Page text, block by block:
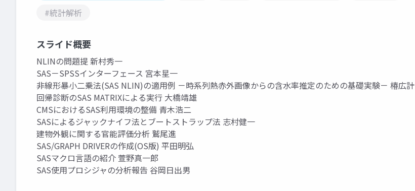
#統計解析
スライド概要
NLINの問題提 新村秀一
SAS－SPSSインターフェース 宮本星一
非線形暴小二乗法(SAS NLIN)の適用例 －時系列熱赤外画像からの含水率推定のための基礎実験－ 椿広計
回帰診断のSAS MATRIXによる実行 大橋靖雄
CMSにおけるSAS利用環境の整備 青木浩二
SASによるジャックナイフ法とブートストラップ法 志村健一
建物外観に関する官能評価分析 鷲尾進
SAS/GRAPH DRIVERの作成(OS版) 平田明弘
SASマクロ言語の紹介 萱野真一郎
SAS使用プロシジャの分析報告 谷岡日出男